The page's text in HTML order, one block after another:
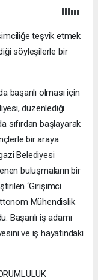
teşvik etmek
söyleşilerle bir
başarılı olması için
düzenlediği
sıfırdan başlayarak
bir araya
Belediyesi
buluşmaların bir
‘Girişimci
Mühendislik
Başarılı iş adamı
ve iş hayatındaki